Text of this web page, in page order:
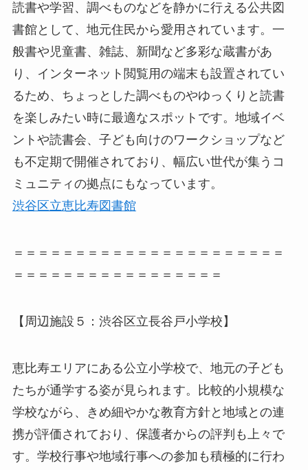
読書や学習、調べものなどを静かに行える公共図
書館として、地元住民から愛用されています。一
般書や児童書、雑誌、新聞など多彩な蔵書があ
り、インターネット閲覧用の端末も設置されてい
るため、ちょっとした調べものやゆっくりと読書
を楽しみたい時に最適なスポットです。地域イベ
ントや読書会、子ども向けのワークショップなど
も不定期で開催されており、幅広い世代が集うコ
ミュニティの拠点にもなっています。
渋谷区立恵比寿図書館
＝＝＝＝＝＝＝＝＝＝＝＝＝＝＝＝＝＝＝＝＝＝
＝＝＝＝＝＝＝＝＝＝＝＝＝＝＝＝＝
【周辺施設５：渋谷区立長谷戸小学校】
恵比寿エリアにある公立小学校で、地元の子ども
たちが通学する姿が見られます。比較的小規模な
学校ながら、きめ細やかな教育方針と地域との連
携が評価されており、保護者からの評判も上々で
す。学校行事や地域行事への参加も積極的に行わ